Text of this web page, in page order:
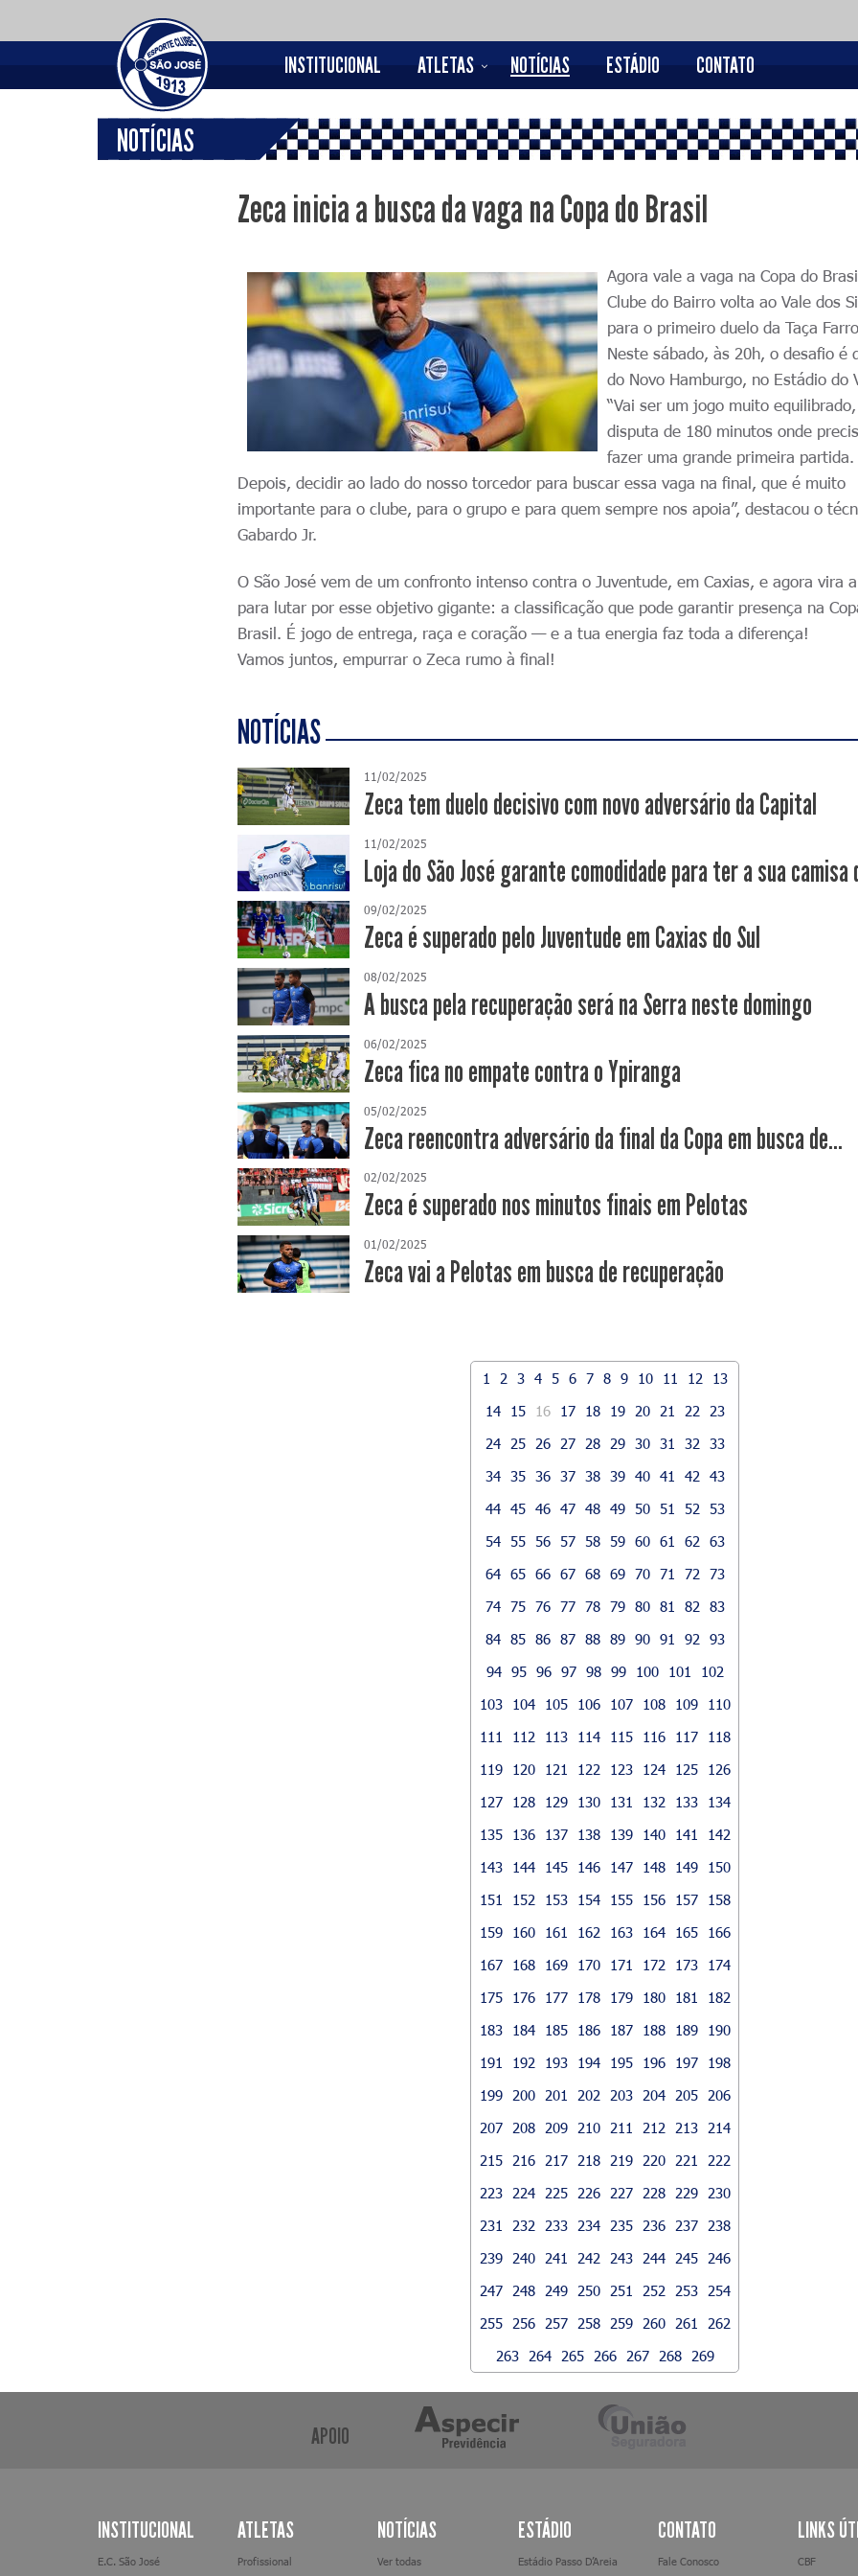
INSTITUCIONAL ATLETAS NOTÍCIAS ESTÁDIO CONTATO
NOTÍCIAS
Zeca inicia a busca da vaga na Copa do Brasil
Agora vale a vaga na Copa do
Clube do Bairro volta ao Vale dos
para o primeiro duelo da Taça
Neste sábado, às 20h, o desafio é
do Novo Hamburgo, no Estádio do
“Vai ser um jogo muito
disputa de 180 minutos onde
fazer uma grande primeira partida.
Depois, decidir ao lado do nosso torcedor para buscar essa vaga na final, que é muito
importante para o clube, para o grupo e para quem sempre nos apoia”, destacou o
Gabardo Jr.
O São José vem de um confronto intenso contra o Juventude, em Caxias, e agora vira
para lutar por esse objetivo gigante: a classificação que pode garantir presença na
Brasil. É jogo de entrega, raça e coração — e a tua energia faz toda a diferença!
Vamos juntos, empurrar o Zeca rumo à final!
NOTÍCIAS
11/02/2025
Zeca tem duelo decisivo com novo adversário da Capital
11/02/2025
Loja do São José garante comodidade para ter a sua camisa
09/02/2025
Zeca é superado pelo Juventude em Caxias do Sul
08/02/2025
A busca pela recuperação será na Serra neste domingo
06/02/2025
Zeca fica no empate contra o Ypiranga
05/02/2025
Zeca reencontra adversário da final da Copa em busca de...
02/02/2025
Zeca é superado nos minutos finais em Pelotas
01/02/2025
Zeca vai a Pelotas em busca de recuperação
1 2 3 4 5 6 7 8 9 10 11 12
13
14
15 16 17 18 19 20 21 22
23
24
25 26 27 28 29 30 31 32
33
34 35 36 37 38 39 40 41 42
43
44 45 46 47 48 49 50 51 52
53
54 55 56 57 58 59 60 61 62
63
64 65 66 67 68 69 70 71 72
73
74 75 76 77 78 79 80 81 82
83
84 85 86 87 88 89 90 91 92
93
94 95 96 97 98 99 100 101
102
103
104 105 106 107 108 109
110
111
112 113 114 115 116 117
118
119
120 121 122 123 124 125
126
127
128 129 130 131 132 133
134
135
136 137 138 139 140 141
142
143
144 145 146 147 148 149
150
151
152 153 154 155 156 157
158
159
160 161 162 163 164 165
166
167
168 169 170 171 172 173
174
175
176 177 178 179 180 181
182
183
184 185 186 187 188 189
190
191
192 193 194 195 196 197
198
199
200 201 202 203 204 205
206
207
208 209 210 211 212 213
214
215
216 217 218 219 220 221
222
223
224 225 226 227 228 229
230
231
232 233 234 235 236 237
238
239
240 241 242 243 244 245
246
247
248 249 250 251 252 253
254
255
256 257 258 259 260 261
262
263
264 265 266 267 268 269
APOIO
INSTITUCIONAL
E.C. São José
ATLETAS
Profissional
NOTÍCIAS
Ver todas
ESTÁDIO
Estádio Passo D’Areia
CONTATO
Fale Conosco
LINKS
CBF